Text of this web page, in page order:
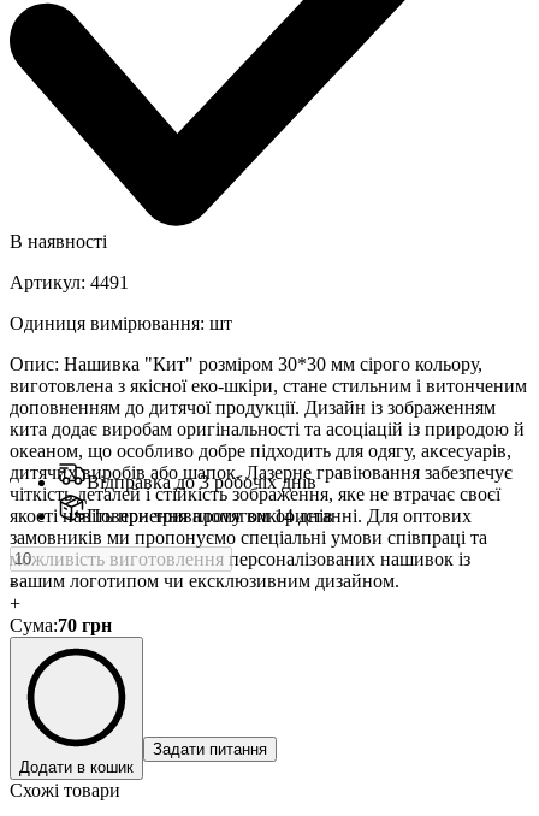
В наявності
Артикул: 4491
Одиниця вимірювання: шт
Опис: Нашивка "Кит" розміром 30*30 мм сірого кольору,
виготовлена з якісної еко-шкіри, стане стильним і витонченим
доповненням до дитячої продукції. Дизайн із зображенням
кита додає виробам оригінальності та асоціацій із природою й
океаном, що особливо добре підходить для одягу, аксесуарів,
дитячих виробів або шапок. Лазерне гравіювання забезпечує
чіткість деталей і стійкість зображення, яке не втрачає своєї
якості навіть при тривалому використанні. Для оптових
замовників ми пропонуємо спеціальні умови співпраці та
можливість виготовлення персоналізованих нашивок із
вашим логотипом чи ексклюзивним дизайном.
Відправка до 3 робочіх днів
Повернення протягом 14 днів
-
+
Сума:70 грн
Додати в кошик
Задати питання
Схожі товари